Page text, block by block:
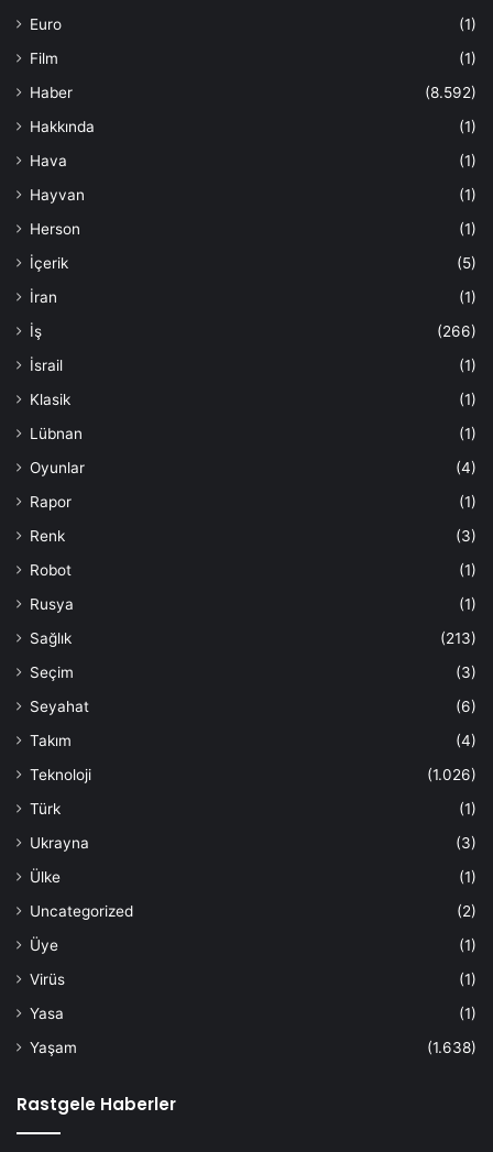
Euro
(1)
Film
(1)
Haber
(8.592)
Hakkında
(1)
Hava
(1)
Hayvan
(1)
Herson
(1)
İçerik
(5)
İran
(1)
İş
(266)
İsrail
(1)
Klasik
(1)
Lübnan
(1)
Oyunlar
(4)
Rapor
(1)
Renk
(3)
Robot
(1)
Rusya
(1)
Sağlık
(213)
Seçim
(3)
Seyahat
(6)
Takım
(4)
Teknoloji
(1.026)
Türk
(1)
Ukrayna
(3)
Ülke
(1)
Uncategorized
(2)
Üye
(1)
Virüs
(1)
Yasa
(1)
Yaşam
(1.638)
Rastgele Haberler